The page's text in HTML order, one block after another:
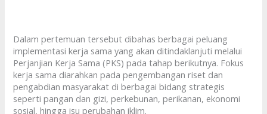
Dalam pertemuan tersebut dibahas berbagai peluang
implementasi kerja sama yang akan ditindaklanjuti melalui
Perjanjian Kerja Sama (PKS) pada tahap berikutnya. Fokus
kerja sama diarahkan pada pengembangan riset dan
pengabdian masyarakat di berbagai bidang strategis
seperti pangan dan gizi, perkebunan, perikanan, ekonomi
sosial, hingga isu perubahan iklim.